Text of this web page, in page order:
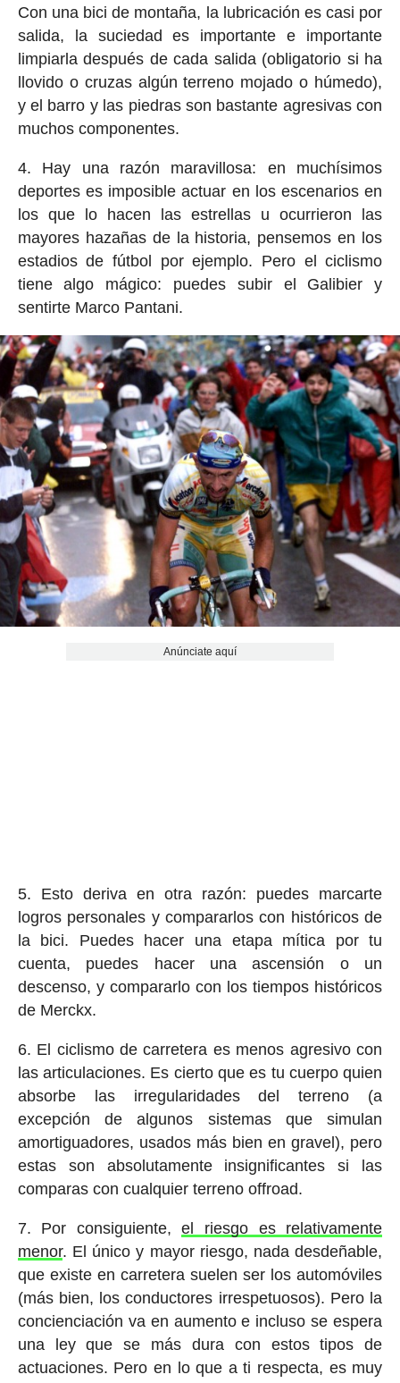
Con una bici de montaña, la lubricación es casi por
salida, la suciedad es importante e importante
limpiarla después de cada salida (obligatorio si ha
llovido o cruzas algún terreno mojado o húmedo),
y el barro y las piedras son bastante agresivas con
muchos componentes.
4. Hay una razón maravillosa: en muchísimos
deportes es imposible actuar en los escenarios en
los que lo hacen las estrellas u ocurrieron las
mayores hazañas de la historia, pensemos en los
estadios de fútbol por ejemplo. Pero el ciclismo
tiene algo mágico: puedes subir el Galibier y
sentirte Marco Pantani.
Anúnciate aquí
5. Esto deriva en otra razón: puedes marcarte
logros personales y compararlos con históricos de
la bici. Puedes hacer una etapa mítica por tu
cuenta, puedes hacer una ascensión o un
descenso, y compararlo con los tiempos históricos
de Merckx.
6. El ciclismo de carretera es menos agresivo con
las articulaciones. Es cierto que es tu cuerpo quien
absorbe las irregularidades del terreno (a
excepción de algunos sistemas que simulan
amortiguadores, usados más bien en gravel), pero
estas son absolutamente insignificantes si las
comparas con cualquier terreno offroad.
7. Por consiguiente,el riesgo es relativamente
menor. El único y mayor riesgo, nada desdeñable,
que existe en carretera suelen ser los automóviles
(más bien, los conductores irrespetuosos). Pero la
concienciación va en aumento e incluso se espera
una ley que se más dura con estos tipos de
actuaciones. Pero en lo que a ti respecta, es muy